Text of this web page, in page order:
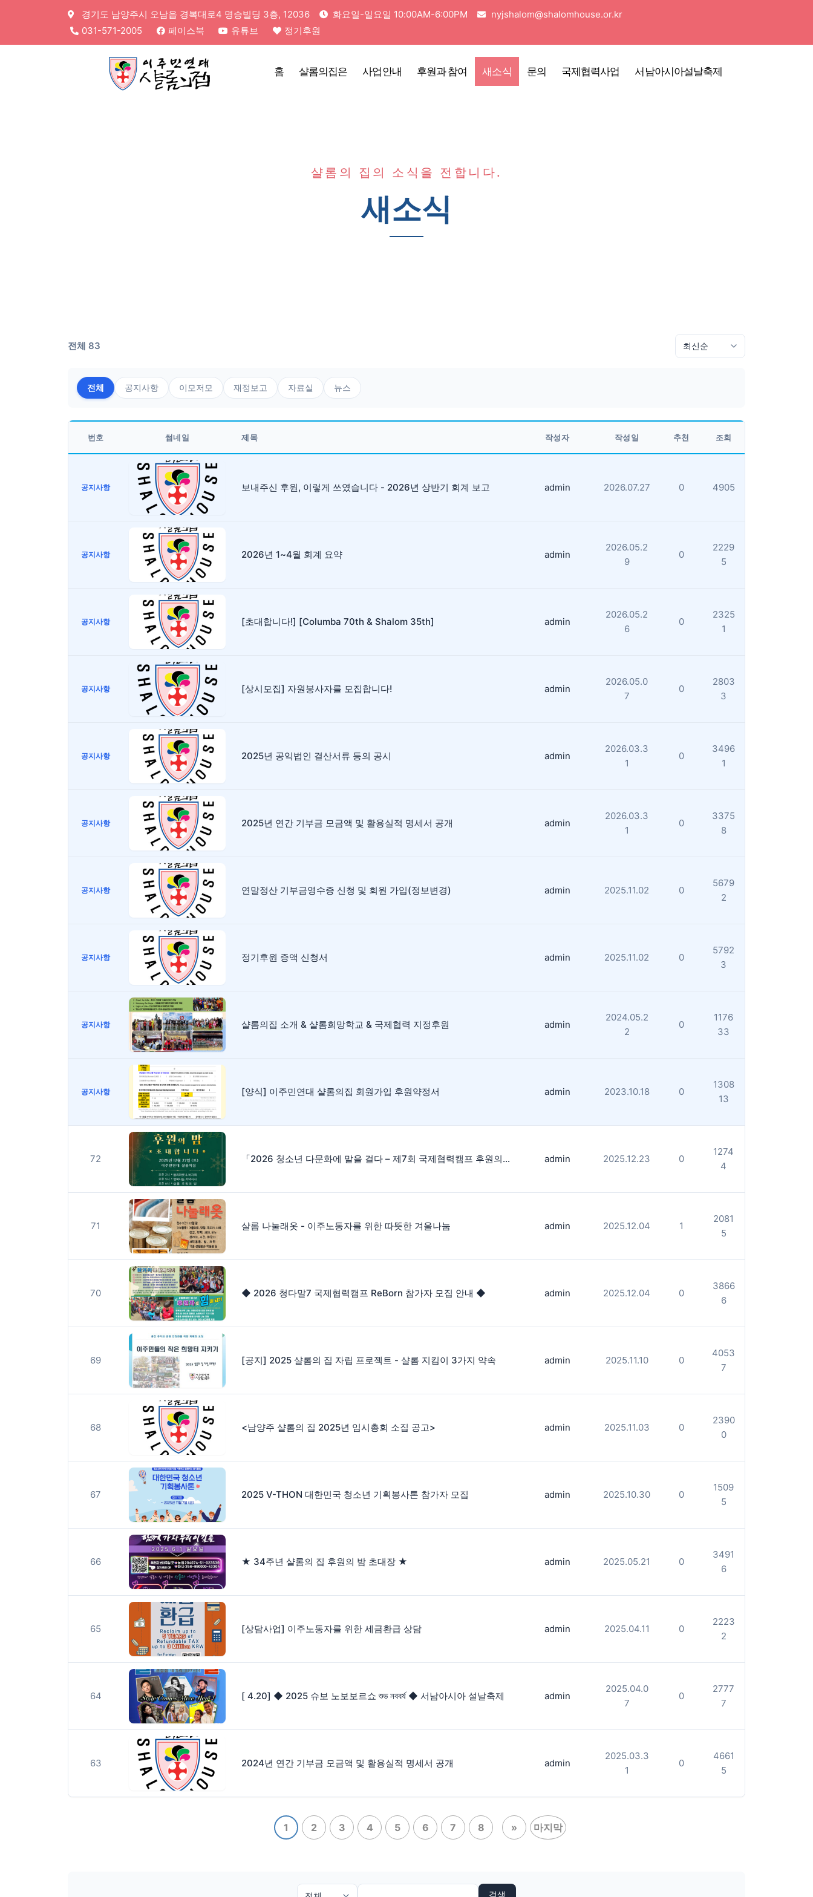
경기도 남양주시 오남읍 경복대로4 명승빌딩 3층, 12036 화요일-일요일 10:00AM-6:00PM
nyjshalom@shalomhouse.or.kr
031-571-2005
페이스북 유튜브 정기후원
홈 샬롬의집은 사업안내 후원과 참여 새소식 문의 국제협력사업 서남아시아설날축제
샬롬의 집의 소식을 전합니다.
새소식
전체 83
전체 공지사항 이모저모 재정보고 자료실 뉴스
번호 썸네일 제목 작성자 작성일 추천 조회
공지사항 보내주신 후원, 이렇게 쓰였습니다 - 2026년 상반기 회계 보고 admin 2026.07.27 0 4905
공지사항 2026년 1~4월 회계 요약 admin
2026.05.2
9
0
2229
5
공지사항 [초대합니다!] [Columba 70th & Shalom 35th] admin
2026.05.2
6
0
2325
1
공지사항 [상시모집] 자원봉사자를 모집합니다! admin
2026.05.0
7
0
2803
3
공지사항 2025년 공익법인 결산서류 등의 공시 admin
2026.03.3
1
0
3496
1
공지사항 2025년 연간 기부금 모금액 및 활용실적 명세서 공개 admin
2026.03.3
1
0
3375
8
공지사항 연말정산 기부금영수증 신청 및 회원 가입(정보변경) admin 2025.11.02 0
5679
2
공지사항 정기후원 증액 신청서 admin 2025.11.02 0
5792
3
공지사항 샬롬의집 소개 & 샬롬희망학교 & 국제협력 지정후원 admin
2024.05.2
2
0
1176
33
공지사항 [양식] 이주민연대 샬롬의집 회원가입 후원약정서 admin 2023.10.18 0
1308
13
72 「2026 청소년 다문화에 말을 걸다 – 제7회 국제협력캠프 후원의 밤」 admin 2025.12.23 0
1274
4
71 샬롬 나눌래옷 - 이주노동자를 위한 따뜻한 겨울나눔 admin 2025.12.04 1
2081
5
70 ◆ 2026 청다말7 국제협력캠프 ReBorn 참가자 모집 안내 ◆ admin 2025.12.04 0
3866
6
69 [공지] 2025 샬롬의 집 자립 프로젝트 - 샬롬 지킴이 3가지 약속 admin 2025.11.10 0
4053
7
68 <남양주 샬롬의 집 2025년 임시총회 소집 공고> admin 2025.11.03 0
2390
0
67 2025 V-THON 대한민국 청소년 기획봉사톤 참가자 모집 admin 2025.10.30 0
1509
5
66 ★ 34주년 샬롬의 집 후원의 밤 초대장 ★ admin 2025.05.21 0
3491
6
65 [상담사업] 이주노동자를 위한 세금환급 상담 admin 2025.04.11 0
2223
2
64 [ 4.20] ◆ 2025 슈보 노보보르쇼 শুভ নববর্ষ ◆ 서남아시아 설날축제 admin
2025.04.0
7
0
2777
7
63 2024년 연간 기부금 모금액 및 활용실적 명세서 공개 admin
2025.03.3
1
0
4661
5
1 2 3 4 5 6 7 8 » 마지막
검색